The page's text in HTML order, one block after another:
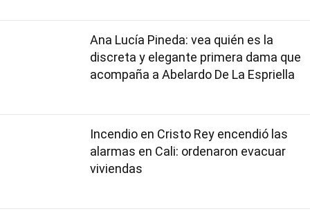
Ana Lucía Pineda: vea quién es la
discreta y elegante primera dama que
acompaña a Abelardo De La Espriella
Incendio en Cristo Rey encendió las
alarmas en Cali: ordenaron evacuar
viviendas